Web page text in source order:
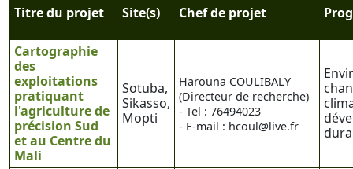
Titre du projet Site(s) Chef de projet
Cartographie
des
exploitations
pratiquant
l'agriculture de
précision Sud
et au Centre du
Mali
Sotuba,
Sikasso,
Mopti
Harouna COULIBALY
(Directeur de recherche)
- Tel : 76494023
- E-mail : hcoul@live.fr